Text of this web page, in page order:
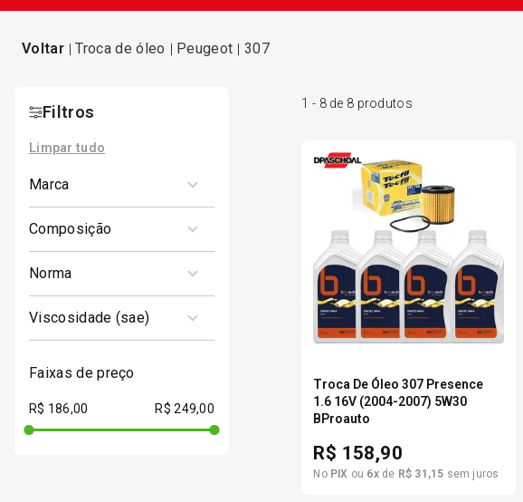
troca de óleo peugeot 307
Filtros
marca
composição
norma
RN 0700 / RN 0710
viscosidade (sae)
faixas de preço
R$ 186,00 R$ 249,00
Limpar tudo
1 - 8de 8 produtos
Troca De Óleo 307 Presence
1.6 16V (2004-2007) 5W30
BProauto
R$ 158,90
No PIX ou 6xde R$ 31 ,15 sem juros
6º 205 55r16
7º Pneu
8º 195 55r15